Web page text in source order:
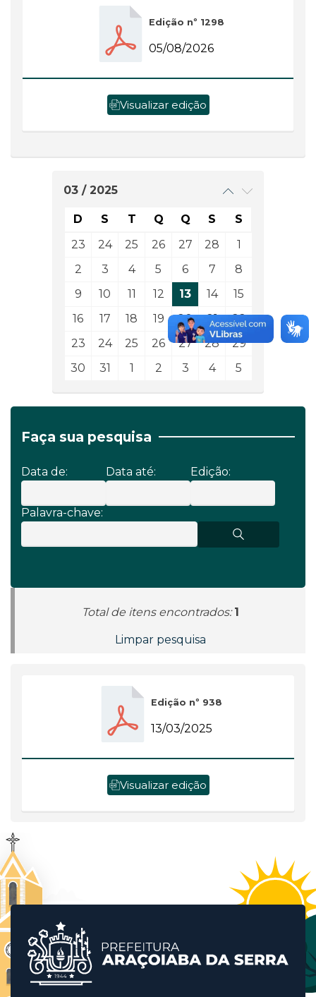
Edição nº 1298
05/08/2026
Visualizar edição
03 / 2025
D S T Q Q S
S
23
24 25 26 27 28
1
2
3 4 5 6 7
8
9
10 11 12 13 14
15
16
17 18 19 20 21
22
23
24 25 26 27 28
29
30
31 1 2 3 4 5
Faça sua pesquisa
Data de: Data até: Edição:
Palavra-chave:
Total de itens encontrados: 1
Limpar pesquisa
Edição nº 938
13/03/2025
Visualizar edição